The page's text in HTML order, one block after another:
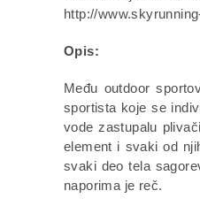
http://
Opis:
Među outdoor
sportista koje se
vode zastupalu
element i svaki od
svaki deo tela
naporima je reč.